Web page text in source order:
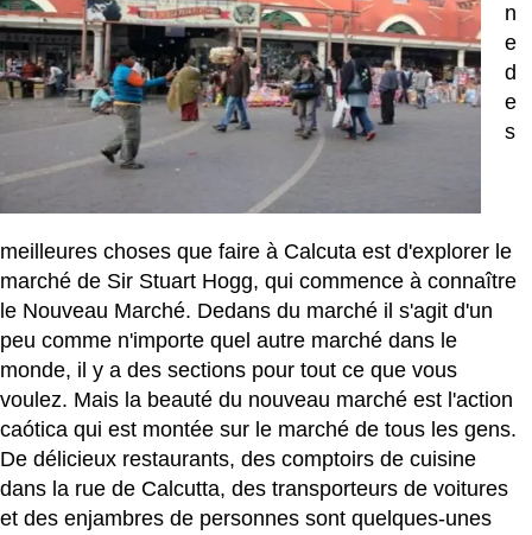
n
e
d
e
s
meilleures choses que faire à Calcuta est d'explorer le
marché de Sir Stuart Hogg, qui commence à connaître
le Nouveau Marché. Dedans du marché il s'agit d'un
peu comme n'importe quel autre marché dans le
monde, il y a des sections pour tout ce que vous
voulez. Mais la beauté du nouveau marché est l'action
caótica qui est montée sur le marché de tous les gens.
De délicieux restaurants, des comptoirs de cuisine
dans la rue de Calcutta, des transporteurs de voitures
et des enjambres de personnes sont quelques-unes